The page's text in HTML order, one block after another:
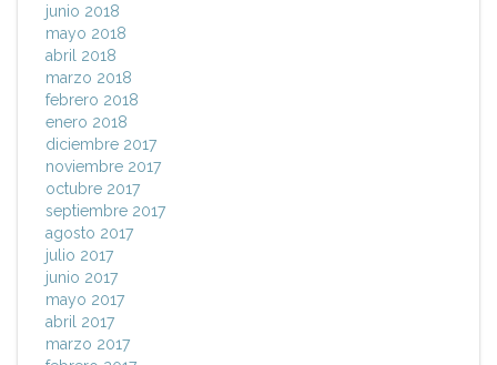
junio 2018
mayo 2018
abril 2018
marzo 2018
febrero 2018
enero 2018
diciembre 2017
noviembre 2017
octubre 2017
septiembre 2017
agosto 2017
julio 2017
junio 2017
mayo 2017
abril 2017
marzo 2017